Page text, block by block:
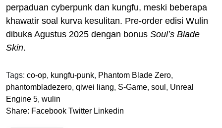
perpaduan cyberpunk dan kungfu, meski beberapa
khawatir soal kurva kesulitan. Pre-order edisi Wulin
dibuka Agustus 2025 dengan bonus Soul’s Blade
Skin.
Tags: co-op, kungfu-punk, Phantom Blade Zero,
phantombladezero, qiwei liang, S-Game, soul , Unreal
Engine 5, wulin
Share: Facebook Twitter Linkedin